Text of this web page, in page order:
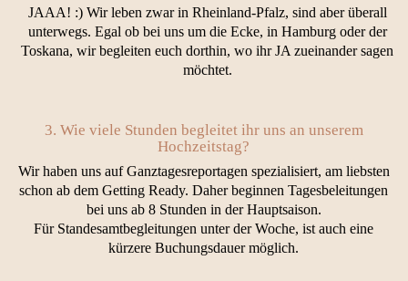
JAAA! :) Wir leben zwar in Rheinland-Pfalz, sind aber überall
unterwegs. Egal ob bei uns um die Ecke, in Hamburg oder der
Toskana, wir begleiten euch dorthin, wo ihr JA zueinander sagen
möchtet.
3. Wie viele Stunden begleitet ihr uns an unserem
Hochzeitstag?
Wir haben uns auf Ganztagesreportagen spezialisiert, am liebsten
schon ab dem Getting Ready. Daher beginnen Tagesbeleitungen
bei uns ab 8 Stunden in der Hauptsaison.
Für Standesamtbegleitungen unter der Woche, ist auch eine
kürzere Buchungsdauer möglich.